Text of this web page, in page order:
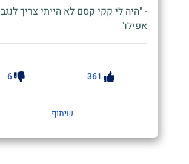
- "היה לי קקי קסם לא הייתי צריך לנגב
אפילו"
361
6
שיתוף